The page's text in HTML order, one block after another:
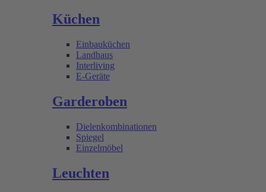
Küchen
Einbauküchen
Landhaus
Interliving
E-Geräte
Garderoben
Dielenkombinationen
Spiegel
Einzelmöbel
Leuchten